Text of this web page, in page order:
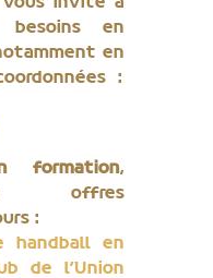
besoins en
en
:
formation,
offres
:
handball en
de l’Union